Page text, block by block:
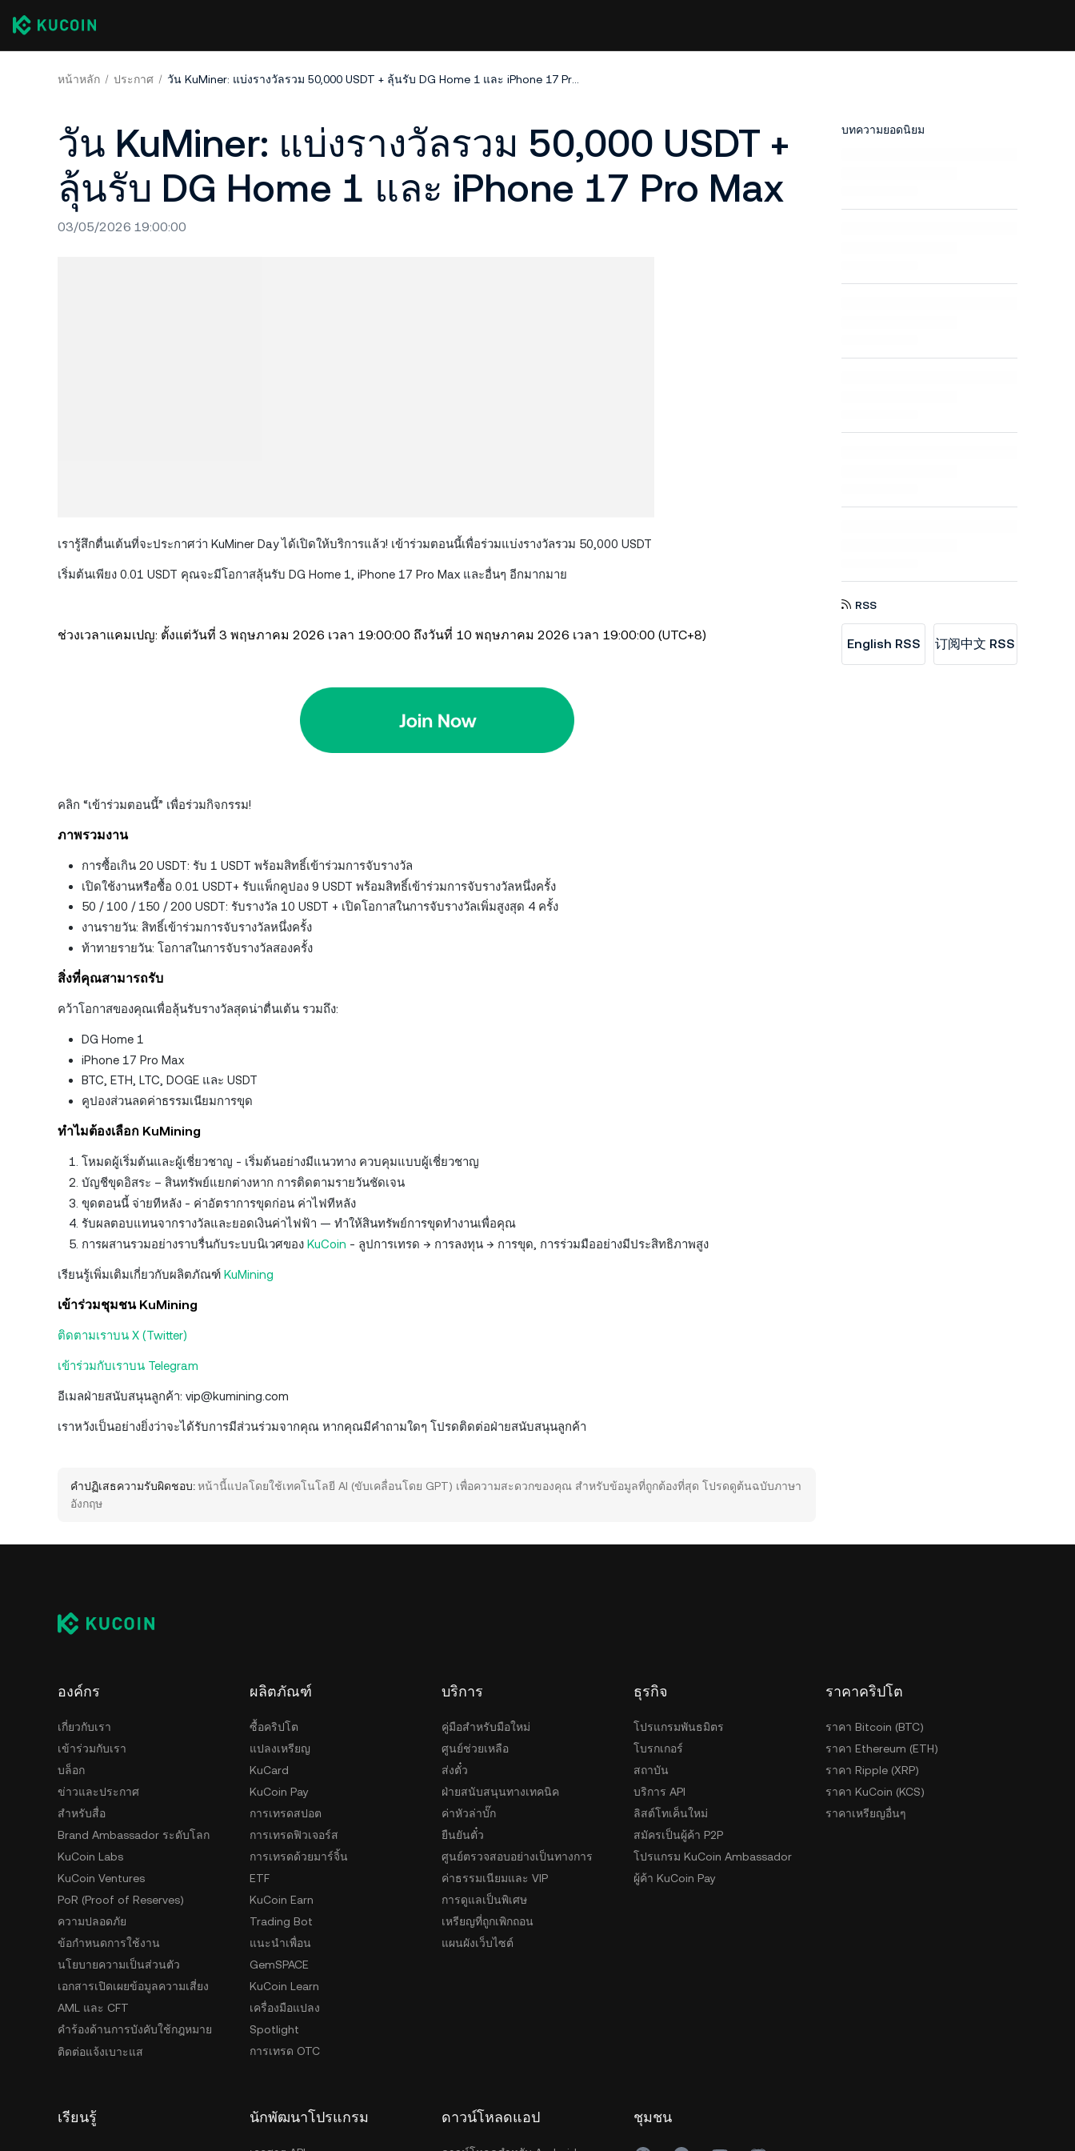
หน้าหลัก ประกาศ วัน KuMiner: แบ่งรางวัลรวม 50,000 USDT + ลุ้นรับ DG Home 1 และ iPhone 17 Pro Max
วัน KuMiner: แบ่งรางวัลรวม 50,000 USDT +
ลุ้นรับ DG Home 1 และ iPhone 17 Pro Max
03/05/2026 19:00:00
เรารู้สึกตื่นเต้นที่จะประกาศว่า KuMiner Day ได้เปิดให้บริการแล้ว! เข้าร่วมตอนนี้เพื่อร่วมแบ่งรางวัลรวม 50,000 USDT
เริ่มต้นเพียง 0.01 USDT คุณจะมีโอกาสลุ้นรับ DG Home 1, iPhone 17 Pro Max และอื่นๆ อีกมากมาย
ช่วงเวลาแคมเปญ: ตั้งแต่วันที่ 3 พฤษภาคม 2026 เวลา 19:00:00 ถึงวันที่ 10 พฤษภาคม 2026 เวลา 19:00:00 (UTC+8)
คลิก “เข้าร่วมตอนนี้” เพื่อร่วมกิจกรรม!
ภาพรวมงาน
การซื้อเกิน 20 USDT: รับ 1 USDT พร้อมสิทธิ์เข้าร่วมการจับรางวัล
เปิดใช้งานหรือซื้อ 0.01 USDT+ รับแพ็กคูปอง 9 USDT พร้อมสิทธิ์เข้าร่วมการจับรางวัลหนึ่งครั้ง
50 / 100 / 150 / 200 USDT: รับรางวัล 10 USDT + เปิดโอกาสในการจับรางวัลเพิ่มสูงสุด 4 ครั้ง
งานรายวัน: สิทธิ์เข้าร่วมการจับรางวัลหนึ่งครั้ง
ท้าทายรายวัน: โอกาสในการจับรางวัลสองครั้ง
สิ่งที่คุณสามารถรับ
คว้าโอกาสของคุณเพื่อลุ้นรับรางวัลสุดน่าตื่นเต้น รวมถึง:
DG Home 1
iPhone 17 Pro Max
BTC, ETH, LTC, DOGE และ USDT
คูปองส่วนลดค่าธรรมเนียมการขุด
ทำไมต้องเลือก KuMining
โหมดผู้เริ่มต้นและผู้เชี่ยวชาญ - เริ่มต้นอย่างมีแนวทาง ควบคุมแบบผู้เชี่ยวชาญ
บัญชีขุดอิสระ – สินทรัพย์แยกต่างหาก การติดตามรายวันชัดเจน
ขุดตอนนี้ จ่ายทีหลัง - ค่าอัตราการขุดก่อน ค่าไฟทีหลัง
รับผลตอบแทนจากรางวัลและยอดเงินค่าไฟฟ้า — ทำให้สินทรัพย์การขุดทำงานเพื่อคุณ
การผสานรวมอย่างราบรื่นกับระบบนิเวศของ KuCoin - ลูปการเทรด → การลงทุน → การขุด, การร่วมมืออย่างมีประสิทธิภาพสูง
เรียนรู้เพิ่มเติมเกี่ยวกับผลิตภัณฑ์ KuMining
เข้าร่วมชุมชน KuMining
ติดตามเราบน X (Twitter)
เข้าร่วมกับเราบน Telegram
อีเมลฝ่ายสนับสนุนลูกค้า: vip@kumining.com
เราหวังเป็นอย่างยิ่งว่าจะได้รับการมีส่วนร่วมจากคุณ หากคุณมีคำถามใดๆ โปรดติดต่อฝ่ายสนับสนุนลูกค้า
คำปฏิเสธความรับผิดชอบ:หน้านี้แปลโดยใช้เทคโนโลยี AI (ขับเคลื่อนโดย GPT) เพื่อความสะดวกของคุณ สำหรับข้อมูลที่ถูกต้องที่สุด โปรดดูต้นฉบับภาษา
อังกฤษ
บทความยอดนิยม
RSS
English RSS 订阅中文 RSS
องค์กร
เกี่ยวกับเรา
เข้าร่วมกับเรา
บล็อก
ข่าวและประกาศ
สำหรับสื่อ
Brand Ambassador ระดับโลก
KuCoin Labs
KuCoin Ventures
PoR (Proof of Reserves)
ความปลอดภัย
ข้อกำหนดการใช้งาน
นโยบายความเป็นส่วนตัว
เอกสารเปิดเผยข้อมูลความเสี่ยง
AML และ CFT
คำร้องด้านการบังคับใช้กฎหมาย
ติดต่อแจ้งเบาะแส
ผลิตภัณฑ์
ซื้อคริปโต
แปลงเหรียญ
KuCard
KuCoin Pay
การเทรดสปอต
การเทรดฟิวเจอร์ส
การเทรดด้วยมาร์จิ้น
ETF
KuCoin Earn
Trading Bot
แนะนำเพื่อน
GemSPACE
KuCoin Learn
เครื่องมือแปลง
Spotlight
การเทรด OTC
บริการ
คู่มือสำหรับมือใหม่
ศูนย์ช่วยเหลือ
ส่งตั๋ว
ฝ่ายสนับสนุนทางเทคนิค
ค่าหัวล่าบั๊ก
ยืนยันตั๋ว
ศูนย์ตรวจสอบอย่างเป็นทางการ
ค่าธรรมเนียมและ VIP
การดูแลเป็นพิเศษ
เหรียญที่ถูกเพิกถอน
แผนผังเว็บไซต์
ธุรกิจ
โปรแกรมพันธมิตร
โบรกเกอร์
สถาบัน
บริการ API
ลิสต์โทเค็นใหม่
สมัครเป็นผู้ค้า P2P
โปรแกรม KuCoin Ambassador
ผู้ค้า KuCoin Pay
ราคาคริปโต
ราคา Bitcoin (BTC)
ราคา Ethereum (ETH)
ราคา Ripple (XRP)
ราคา KuCoin (KCS)
ราคาเหรียญอื่นๆ
เรียนรู้ นักพัฒนาโปรแกรม ดาวน์โหลดแอป ชุมชน